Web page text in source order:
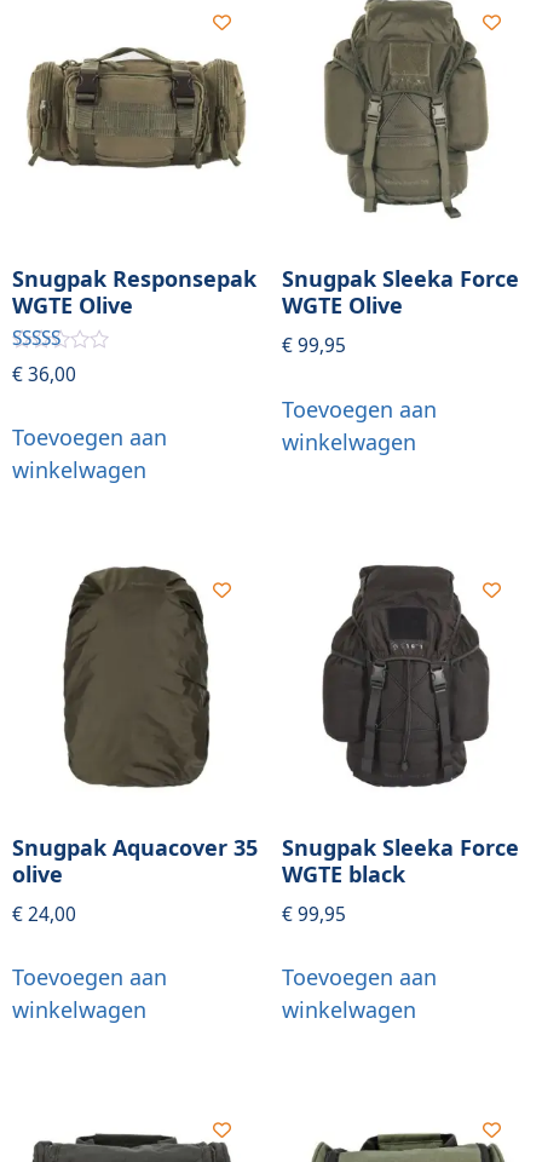
Snugpak Responsepak
WGTE Olive
Gewaardeerd
5.00
€36,00
Toevoegen aan
winkelwagen
Snugpak Sleeka Force
WGTE Olive
€99,95
Toevoegen aan
winkelwagen
Snugpak Aquacover 35
olive
€24,00
Toevoegen aan
winkelwagen
Snugpak Sleeka Force
WGTE black
€99,95
Toevoegen aan
winkelwagen